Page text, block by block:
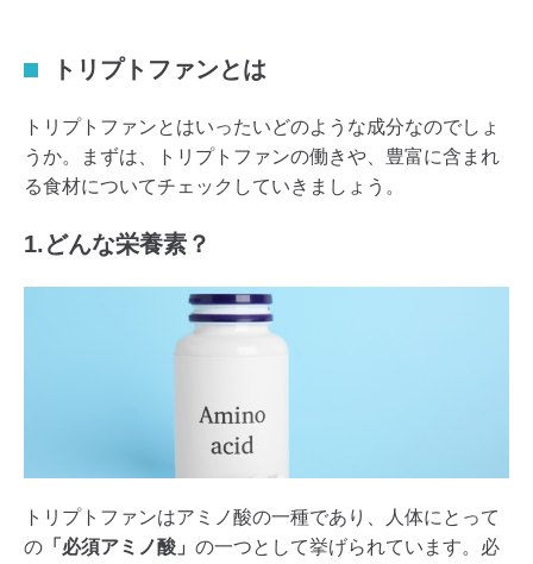
トリプトファンとは
トリプトファンとはいったいどのような成分なのでしょ
うか。まずは、トリプトファンの働きや、豊富に含まれ
る食材についてチェックしていきましょう。
1.どんな栄養素？
トリプトファンはアミノ酸の一種であり、人体にとって
の 「必須アミノ酸」 の一つとして挙げられています。必